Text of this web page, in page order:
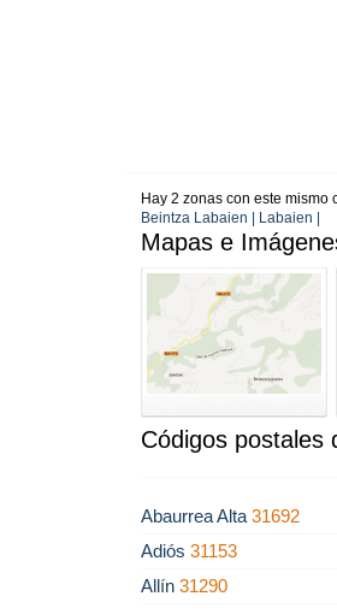
Hay 2 zonas con este mismo
Beintza Labaien | Labaien |
Mapas e
Códigos postales
Abaurrea Alta 31692
Adiós 31153
Allín 31290